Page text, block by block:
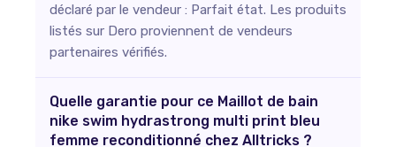
déclaré par le vendeur : Parfait état. Les produits
listés sur Dero proviennent de vendeurs
partenaires vérifiés.
Quelle garantie pour ce Maillot de bain
nike swim hydrastrong multi print bleu
femme reconditionné chez Alltricks ?